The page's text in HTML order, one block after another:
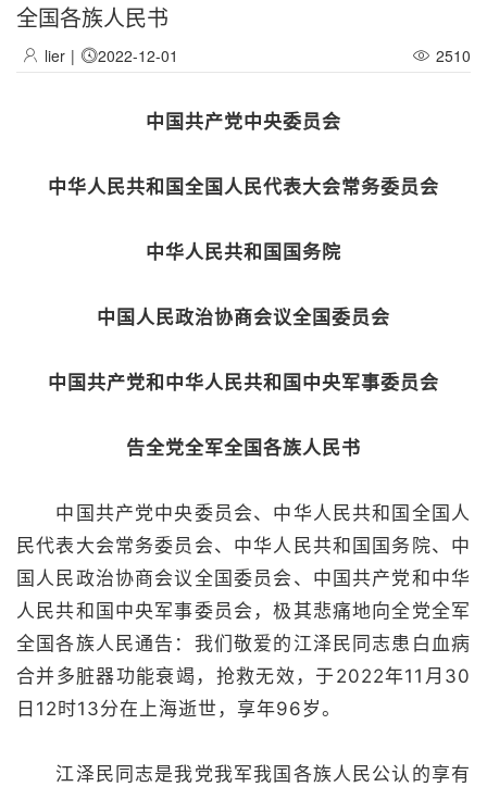
全国各族人民书
lier | 2022-12-01 2510
中国共产党中央委员会
中华人民共和国全国人民代表大会常务委员会
中华人民共和国国务院
中国人民政治协商会议全国委员会
中国共产党和中华人民共和国中央军事委员会
告全党全军全国各族人民书
中国共产党中央委员会、中华人民共和国全国人
民代表大会常务委员会、中华人民共和国国务院、中
国人民政治协商会议全国委员会、中国共产党和中华
人民共和国中央军事委员会，极其悲痛地向全党全军
全国各族人民通告：我们敬爱的江泽民同志患白血病
合并多脏器功能衰竭，抢救无效，于2022年11月30
日12时13分在上海逝世，享年96岁。
江泽民同志是我党我军我国各族人民公认的享有